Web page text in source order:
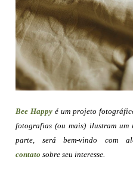
Bee Happy é um projeto
fotografias (ou mais) ilustram um
parte, será bem-vindo com
contato sobre seu interesse.